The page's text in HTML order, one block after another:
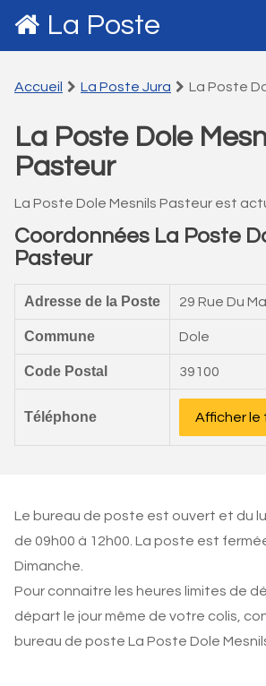
La Poste
Accueil La Poste Jura La Poste
La Poste Dole
Pasteur
La Poste Dole Mesnils Pasteur est
Coordonnées La Poste
Pasteur
Adresse de la Poste 29 Rue Du
Commune Dole
Code Postal 39100
Téléphone Afficher le
Le bureau de poste est ouvert et du
de 09h00 à 12h00. La poste est
Dimanche.
Pour connaitre les heures limites de
départ le jour même de votre colis,
bureau de poste La Poste Dole